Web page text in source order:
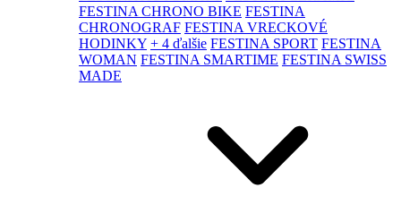
FESTINA CHRONO BIKE FESTINA
CHRONOGRAF FESTINA VRECKOVÉ
HODINKY + 4 ďalšie FESTINA SPORT FESTINA
WOMAN FESTINA SMARTIME FESTINA SWISS
MADE